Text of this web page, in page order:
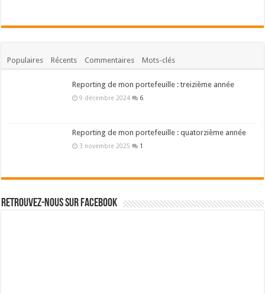
Populaires Récents Commentaires Mots-clés
Reporting de mon portefeuille : treizième année
9 décembre 2024 6
Reporting de mon portefeuille : quatorzième année
3 novembre 2025 1
Retrouvez-nous sur Facebook